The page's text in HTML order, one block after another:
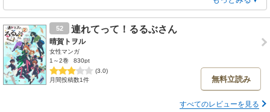
ったと思える作品です。続きを楽しみにしてます。
52 連れてって！るるぶさん
晴賀トヲル
女性マンガ
1～2巻
830pt
(3.0)
月間投稿数1件
無料立読み
すべてのレビューを見る